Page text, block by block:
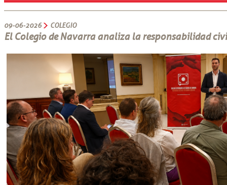
09-06-2026 COLEGIO
El Colegio de Navarra analiza la responsabilidad